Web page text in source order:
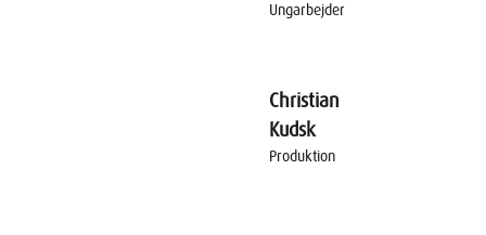
Ungarbejder
Christian
Kudsk
Produktion